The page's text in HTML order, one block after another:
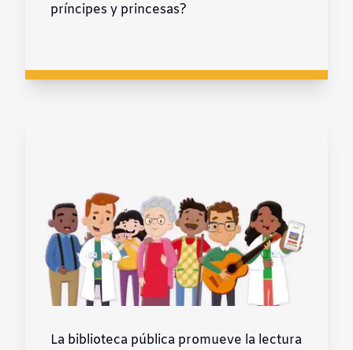
príncipes y princesas?
La biblioteca pública promueve la lectura